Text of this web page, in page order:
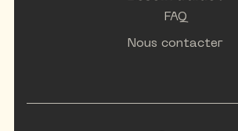
FAQ
Nous contacter